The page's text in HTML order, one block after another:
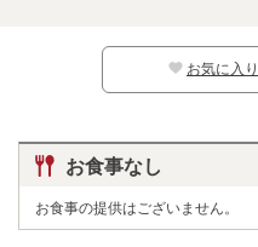
お気に入
お食事なし
お食事の提供はございません。